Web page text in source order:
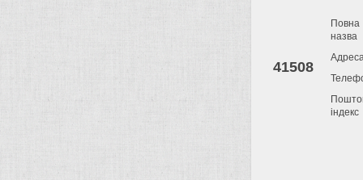
41508
Повна
назва
індекс